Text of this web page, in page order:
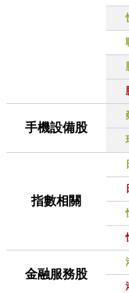
手機設備股
指數相關
金融服務股